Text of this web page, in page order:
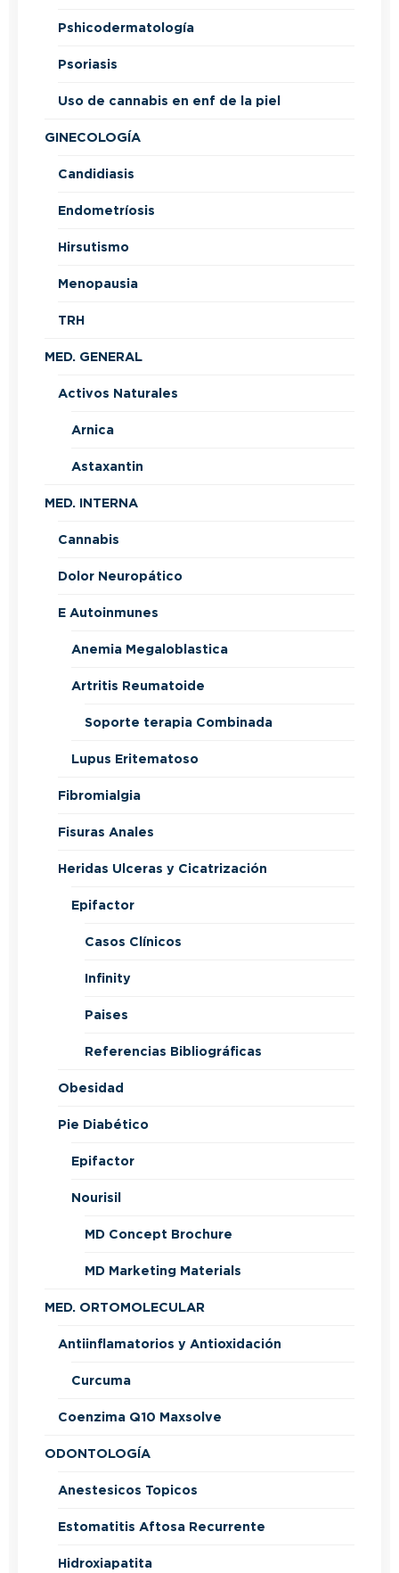
Pshicodermatología
Psoriasis
Uso de cannabis en enf de la piel
GINECOLOGÍA
Candidiasis
Endometríosis
Hirsutismo
Menopausia
TRH
MED. GENERAL
Activos Naturales
Arnica
Astaxantin
MED. INTERNA
Cannabis
Dolor Neuropático
E Autoinmunes
Anemia Megaloblastica
Artritis Reumatoide
Soporte terapia Combinada
Lupus Eritematoso
Fibromialgia
Fisuras Anales
Heridas Ulceras y Cicatrización
Epifactor
Casos Clínicos
Infinity
Paises
Referencias Bibliográficas
Obesidad
Pie Diabético
Epifactor
Nourisil
MD Concept Brochure
MD Marketing Materials
MED. ORTOMOLECULAR
Antiinflamatorios y Antioxidación
Curcuma
Coenzima Q10 Maxsolve
ODONTOLOGÍA
Anestesicos Topicos
Estomatitis Aftosa Recurrente
Hidroxiapatita